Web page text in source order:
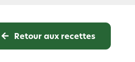
Retour aux recettes